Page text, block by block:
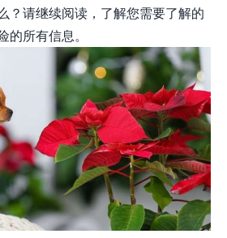
？请继续阅读，了解您需要了解的
所有信息。